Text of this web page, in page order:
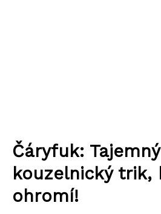
Čáryfuk: Tajemný
kouzelnický trik,
ohromí!